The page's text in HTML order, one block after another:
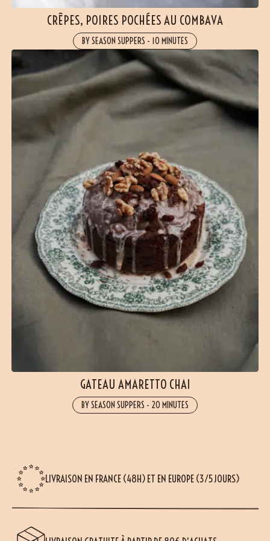
CRÊPES, POIRES POCHÉES AU COMBAVA
BY SEASON SUPPERS - 10 MINUTES
GATEAU AMARETTO CHAI
BY SEASON SUPPERS - 20 MINUTES
LIVRAISON EN FRANCE (48H) ET EN EUROPE (3/5 JOURS)